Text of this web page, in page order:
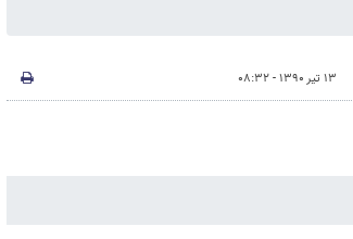
۱۳ تیر ۱۳۹۰ - ۰۸:۳۲